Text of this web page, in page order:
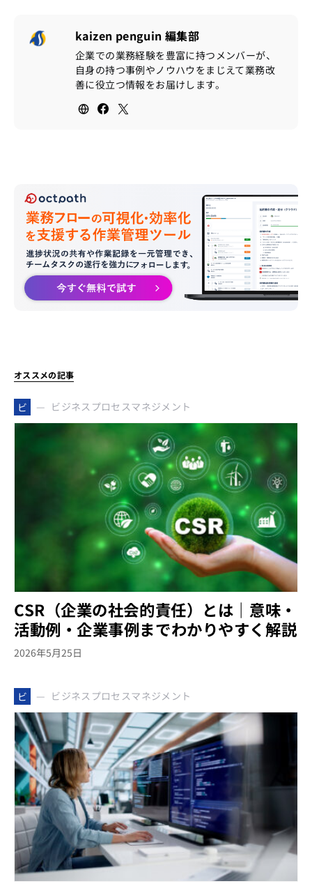
kaizen penguin 編集部
企業での業務経験を豊富に持つメンバーが、
自身の持つ事例やノウハウをまじえて業務改
善に役立つ情報をお届けします。
オススメの記事
ビ ビジネスプロセスマネジメント
CSR（企業の社会的責任）とは｜意味・
活動例・企業事例までわかりやすく解説
2026年5月25日
ビ ビジネスプロセスマネジメント